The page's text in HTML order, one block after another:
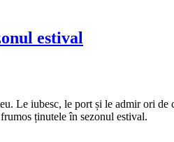
estival
Le iubesc, le port și le admir ori de
ținutele în sezonul estival.